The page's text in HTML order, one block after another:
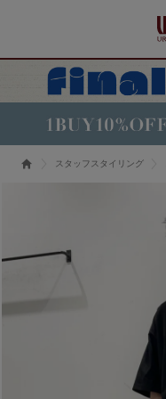
スタッフスタイリング